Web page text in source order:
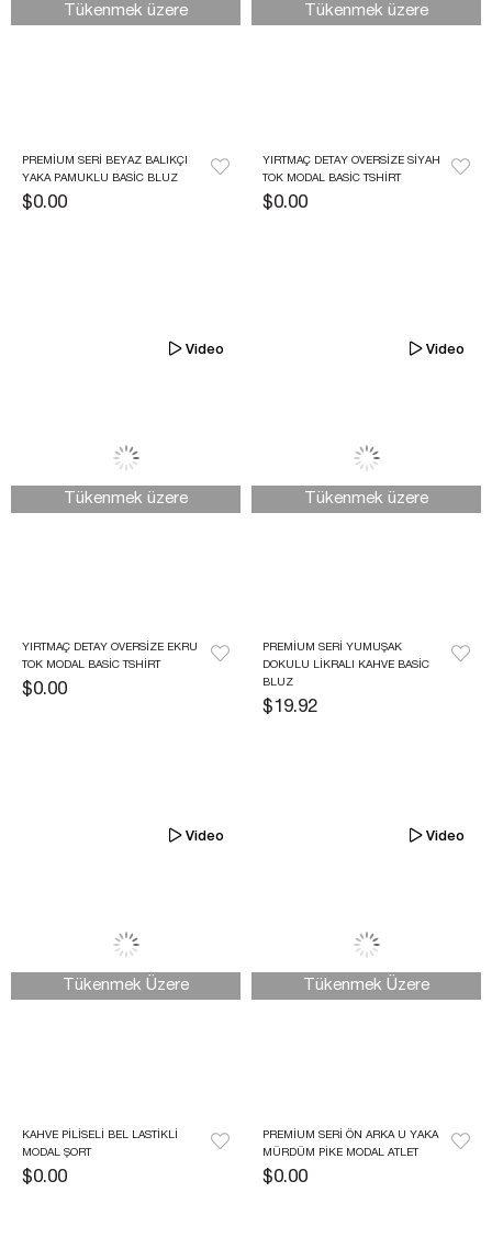
PREMIUM SERI BEYAZ BALIKÇI
YAKA PAMUKLU BASIC BLUZ
$0.00
Tükenmek üzere
YIRTMAÇ DETAY OVERSIZE SIYAH
TOK MODAL BASIC TSHIRT
$0.00
Tükenmek üzere
YIRTMAÇ DETAY OVERSIZE EKRU
TOK MODAL BASIC TSHIRT
$0.00
Tükenmek üzere
Video
PREMIUM SERI YUMUŞAK
DOKULU LIKRALI KAHVE BASIC
BLUZ
$19.92
Tükenmek üzere
Video
KAHVE PILISELI BEL LASTIKLI
MODAL ŞORT
$0.00
Tükenmek Üzere
Video
PREMIUM SERI ÖN ARKA U YAKA
MÜRDÜM PIKE MODAL ATLET
$0.00
Tükenmek Üzere
Video